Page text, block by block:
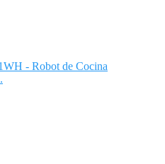
- Robot de Cocina